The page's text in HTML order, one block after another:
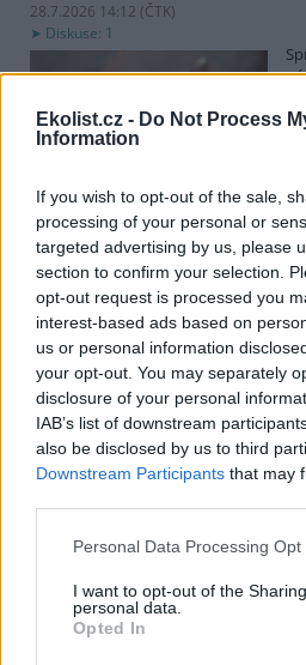
Ekolist.cz - Do Not Process
Information
If you wish to opt-out of the sale,
processing of your personal or
targeted advertising by us, please
section to confirm your selection.
opt-out request is processed you
interest-based ads based on
us or personal information
your opt-out. You may separately
disclosure of your personal
IAB’s list of downstream
also be disclosed by us to third
Downstream Participants that may
Personal Data Processing Opt
I want to opt-out of the
personal data.
Opted In
28.7.2026 14:12 (ČTK)
Diskuse: 1
požárů v příštích dnech poroste, řekl
Radek Drahný. Podle meteorologů
čtvrtka se budou teploty blížit 40
horách, pršet nemá.
Lvice Elsa, kterou stát zabavil
domov v Nizozemsku
28.7.2026 14:03 (
zahrady šelma zamíří do centra pro
sdělilo ČTK ministerstvo. Nizozemská
Tajmira a lva Mera, kteří také
soukromých chovů v České republice.